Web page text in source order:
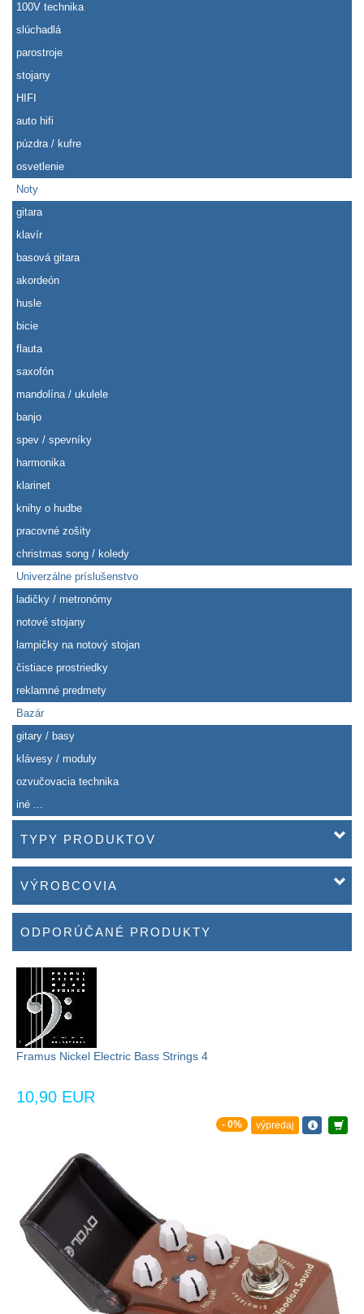
100V technika
slúchadlá
parostroje
stojany
HIFI
auto hifi
púzdra / kufre
osvetlenie
Noty
gitara
klavír
basová gitara
akordeón
husle
bicie
flauta
saxofón
mandolína / ukulele
banjo
spev / spevníky
harmonika
klarinet
knihy o hudbe
pracovné zošity
christmas song / koledy
Univerzálne príslušenstvo
ladičky / metronómy
notové stojany
lampičky na notový stojan
čistiace prostriedky
reklamné predmety
Bazár
gitary / basy
klávesy / moduly
ozvučovacia technika
iné ...
TYPY PRODUKTOV
VÝROBCOVIA
ODPORÚČANÉ PRODUKTY
Framus Nickel Electric Bass Strings 4
10,90 EUR
- 0% výpredaj